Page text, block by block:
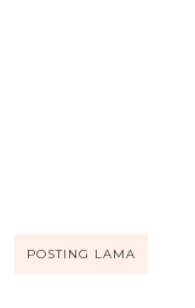
POSTING LAMA